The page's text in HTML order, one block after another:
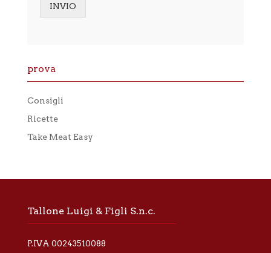
r
v
a
r
v
a
INVIO
prova
Consigli
Ricette
Take Meat Easy
Tallone Luigi & Figli S.n.c.
P.IVA 00243510088